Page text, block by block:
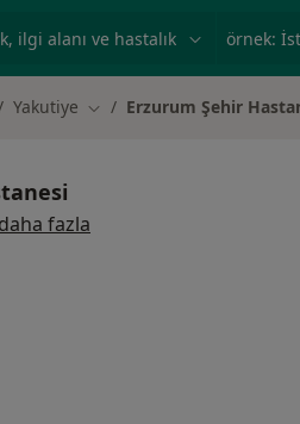
örnek:
değiştir
Yakutiye Şehir değiştir
Erzurum Şehir
daha fazla